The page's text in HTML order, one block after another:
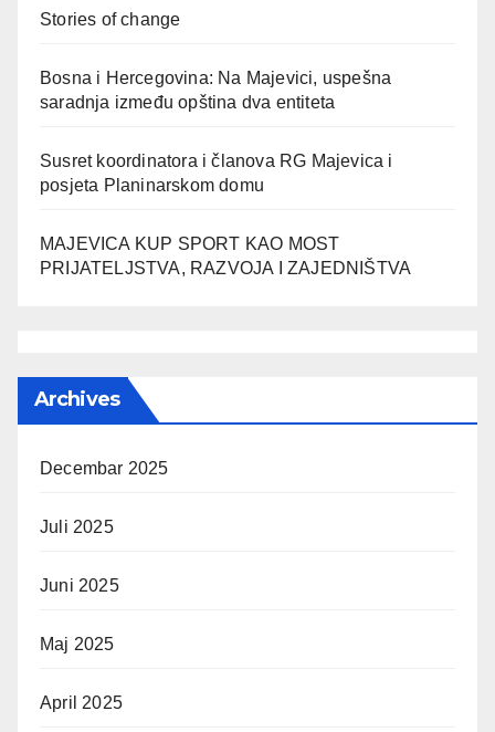
Stories of change
Bosna i Hercegovina: Na Majevici, uspešna
saradnja između opština dva entiteta
Susret koordinatora i članova RG Majevica i
posjeta Planinarskom domu
MAJEVICA KUP SPORT KAO MOST
PRIJATELJSTVA, RAZVOJA I ZAJEDNIŠTVA
Archives
Decembar 2025
Juli 2025
Juni 2025
Maj 2025
April 2025